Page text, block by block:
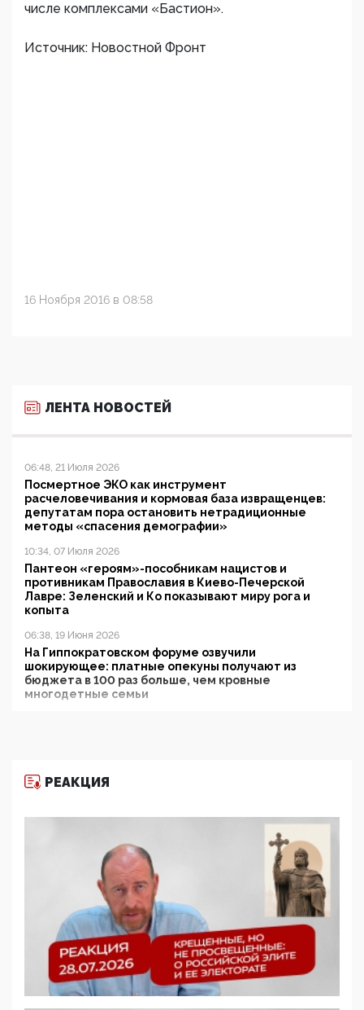
числе комплексами «Бастион».
Источник: Новостной Фронт
16 Ноября 2016 в 08:58
ЛЕНТА НОВОСТЕЙ
06:48, 21 Июля 2026
Посмертное ЭКО как инструмент
расчеловечивания и кормовая база извращенцев:
депутатам пора остановить нетрадиционные
методы «спасения демографии»
10:34, 07 Июля 2026
Пантеон «героям»-пособникам нацистов и
противникам Православия в Киево-Печерской
Лавре: Зеленский и Ко показывают миру рога и
копыта
06:38, 19 Июня 2026
На Гиппократовском форуме озвучили
шокирующее: платные опекуны получают из
бюджета в 100 раз больше, чем кровные
многодетные семьи
11:53, 09 Июня 2026
деятельность ИИТО ЮНЕСКО в России, но
цифроглобалисты продолжают определять
повестку в образовании
09:43, 01 Июня 2026
5G за счет здоровья граждан: Минцифры намерено
отобрать у регионов и муниципалитетов право
защищать жилые дома и социальные объекты от
05:58, 26 Мая 2026
Роскомнадзор освободили от борца с
деструктивным и опасным контентом
РЕАКЦИЯ